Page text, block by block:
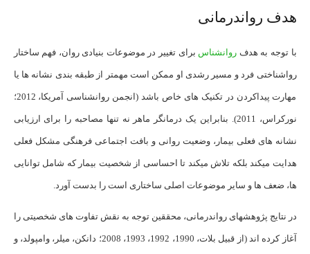
هدف رواندرمانی
با توجه به هدف روانشناس برای تغییر در موضوعات بنیادی روان، فهم ساختار
رواشناختی فرد و مسیر رشدی او ممکن است مهم­تر از طبقه بندی نشانه ها یا
مهارت پیداکردن در تکنیک های خاص باشد (انجمن روانشناسی آمریکا، 2012؛
نورکراس، 2011). بنابراین یک درمانگر ماهر نه تنها مصاحبه را برای ارزیابی
نشانه های فعلی بیمار، وضعیت روانی و بافت اجتماعی فرهنگی مشکل فعلی
هدایت می­کند بلکه تلاش می­کند تا احساسی از شخصیت بیمار که شامل توانایی
ها، ضعف ها و سایر موضوعات اصلی ساختاری است را بدست آورد.
در نتایج پژوهش­های رواندرمانی، محققین توجه به نقش تفاوت های شخصیتی را
آغاز کرده اند (از قبیل بلات، 1990، 1992، 1993، 2008؛ دانکن، میلر، وامپولد، و